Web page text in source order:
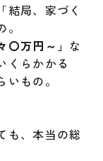
結局、家づく
〇万円～」 な
くらかかる
もの。
も、本当の総